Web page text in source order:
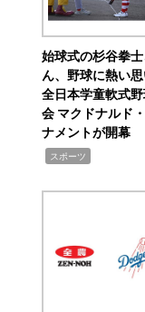
始球式の杉谷拳士
ん、野球に熱い
全日本学童軟式
会 マクドナルド
ナメントが開幕
スポーツ